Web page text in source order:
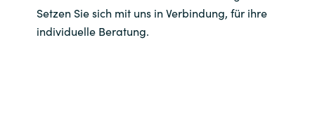
Setzen Sie sich mit uns in Verbindung, für ihre
individuelle Beratung.